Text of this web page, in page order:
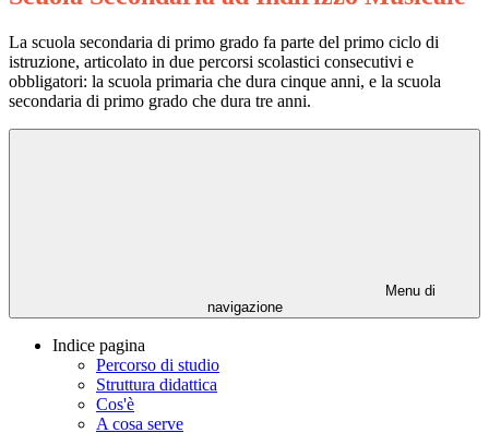
La scuola secondaria di primo grado fa parte del primo ciclo di
istruzione, articolato in due percorsi scolastici consecutivi e
obbligatori: la scuola primaria che dura cinque anni, e la scuola
secondaria di primo grado che dura tre anni.
Menu di
navigazione
Indice pagina
Percorso di studio
Struttura didattica
Cos'è
A cosa serve